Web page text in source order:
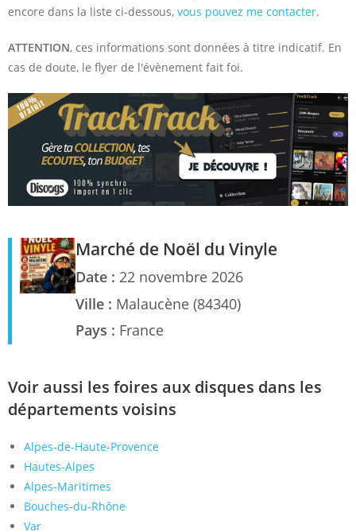
encore dans la liste ci-dessous, vous pouvez me contacter.
ATTENTION, ces informations sont données à titre indicatif. En
cas de doute, le flyer de l'évènement fait foi.
Marché de Noël du Vinyle
Date : 22 novembre 2026
Ville : Malaucène (84340)
Pays : France
Voir aussi les foires aux disques dans les
départements voisins
Alpes-de-Haute-Provence
Hautes-Alpes
Alpes-Maritimes
Bouches-du-Rhône
Var